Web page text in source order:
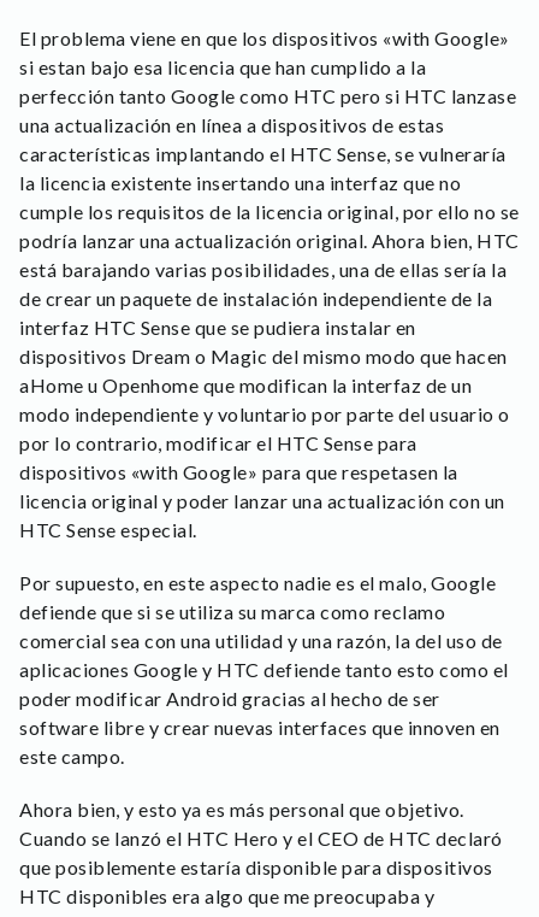
El problema viene en que los dispositivos «with Google»
si estan bajo esa licencia que han cumplido a la
perfección tanto Google como HTC pero si HTC lanzase
una actualización en línea a dispositivos de estas
características implantando el HTC Sense, se vulneraría
la licencia existente insertando una interfaz que no
cumple los requisitos de la licencia original, por ello no se
podría lanzar una actualización original. Ahora bien, HTC
está barajando varias posibilidades, una de ellas sería la
de crear un paquete de instalación independiente de la
interfaz HTC Sense que se pudiera instalar en
dispositivos Dream o Magic del mismo modo que hacen
aHome u Openhome que modifican la interfaz de un
modo independiente y voluntario por parte del usuario o
por lo contrario, modificar el HTC Sense para
dispositivos «with Google» para que respetasen la
licencia original y poder lanzar una actualización con un
HTC Sense especial.
Por supuesto, en este aspecto nadie es el malo, Google
defiende que si se utiliza su marca como reclamo
comercial sea con una utilidad y una razón, la del uso de
aplicaciones Google y HTC defiende tanto esto como el
poder modificar Android gracias al hecho de ser
software libre y crear nuevas interfaces que innoven en
este campo.
Ahora bien, y esto ya es más personal que objetivo.
Cuando se lanzó el HTC Hero y el CEO de HTC declaró
que posiblemente estaría disponible para dispositivos
HTC disponibles era algo que me preocupaba y